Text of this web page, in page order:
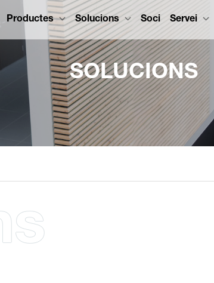
Productes Solucions Soci Servei
SOLUCIONS